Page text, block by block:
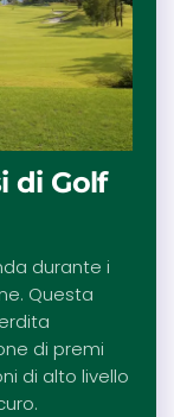
di Golf
durante i
Questa
di premi
di alto livello